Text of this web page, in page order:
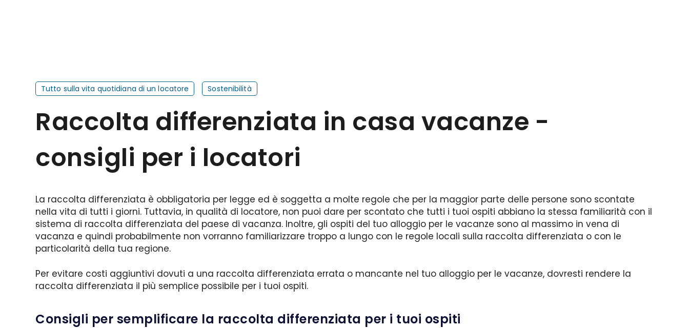
Tutto sulla vita quotidiana di un locatore Sostenibilità
Raccolta differenziata in casa vacanze -
consigli per i locatori
La raccolta differenziata è obbligatoria per legge ed è soggetta a molte regole che per la maggior parte delle persone sono scontate
nella vita di tutti i giorni. Tuttavia, in qualità di locatore, non puoi dare per scontato che tutti i tuoi ospiti abbiano la stessa familiarità con il
sistema di raccolta differenziata del paese di vacanza. Inoltre, gli ospiti del tuo alloggio per le vacanze sono al massimo in vena di
vacanza e quindi probabilmente non vorranno familiarizzare troppo a lungo con le regole locali sulla raccolta differenziata o con le
particolarità della tua regione.
Per evitare costi aggiuntivi dovuti a una raccolta differenziata errata o mancante nel tuo alloggio per le vacanze, dovresti rendere la
raccolta differenziata il più semplice possibile per i tuoi ospiti.
Consigli per semplificare la raccolta differenziata per i tuoi ospiti